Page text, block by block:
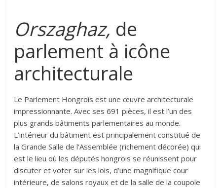
Orszaghaz, de
parlement à icône
architecturale
Le Parlement Hongrois est une œuvre architecturale
impressionnante. Avec ses 691 pièces, il est l’un des
plus grands bâtiments parlementaires au monde.
L’intérieur du bâtiment est principalement constitué de
la Grande Salle de l’Assemblée (richement décorée) qui
est le lieu où les députés hongrois se réunissent pour
discuter et voter sur les lois, d’une magnifique cour
intérieure, de salons royaux et de la salle de la coupole